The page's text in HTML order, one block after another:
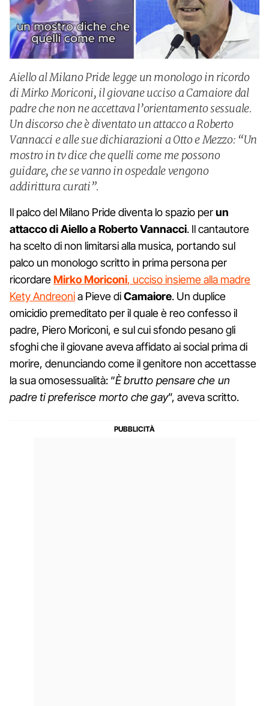
Aiello al Milano Pride legge un monologo in ricordo
di Mirko Moriconi, il giovane ucciso a Camaiore dal
padre che non ne accettava l’orientamento sessuale.
Un discorso che è diventato un attacco a Roberto
Vannacci e alle sue dichiarazioni a Otto e Mezzo: “Un
mostro in tv dice che quelli come me possono
guidare, che se vanno in ospedale vengono
addirittura curati”.
Il palco del Milano Pride diventa lo spazio perun
attacco di Aiello a Roberto Vannacci. Il cantautore
ha scelto di non limitarsi alla musica, portando sul
palco un monologo scritto in prima persona per
ricordareMirko Moriconi, ucciso insieme alla madre
Kety Andreonia Pieve diCamaiore. Un duplice
omicidio premeditato per il quale è reo confesso il
padre, Piero Moriconi, e sul cui sfondo pesano gli
sfoghi che il giovane aveva affidato ai social prima di
morire, denunciando come il genitore non accettasse
la sua omosessualità: “È brutto pensare che un
padre ti preferisce morto che gay”, aveva scritto.